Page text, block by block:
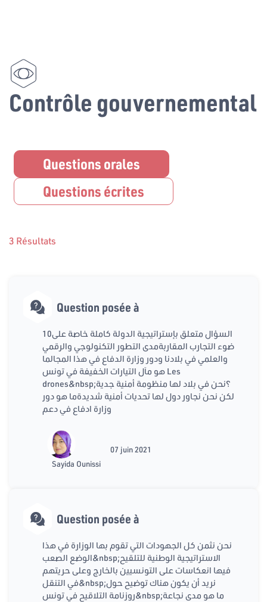
Contrôle gouvernemental
Questions orales
Questions écrites
3 Résultats
Question posée à
10السؤال متعلق بإستراتيجية الدولة كاملة خاصة على
ضوء التجارب المقاربةمدى التطور التكنولوجي والرقمي
والعلمي في بلادنا ودور وزارة الدفاع في هذا المجالما
هو مآل التيارات الخفيفة في تونس Les
drones&nbsp;؟نحن في بلاد لها منظومة أمنية جدية
لكن نحن نجاور دول لها تحديات أمنية شديدةما هو دور
وزارة ادفاع في دعم
Sayida Ounissi
07 juin 2021
Question posée à
نحن نثمن كل الجهودات التي تقوم بها الوزارة في هذا
الوضع الصعب&nbsp;الاستراتيجية الوطنية للتلقيح
فيها انعكاسات على التونسيين بالخارج وعلى حريتهم
في التنقل&nbsp;نريد أن يكون هناك توضيح حول
روزنامة التلاقيح في تونس&nbsp;ما هو مدى نجاعة